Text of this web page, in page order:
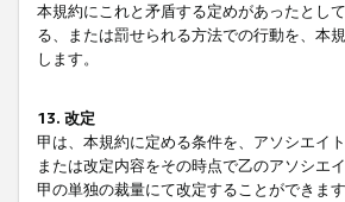
本規約にこれと矛盾する定めがあったとし
る、または罰せられる方法での行動を、本
します。
13. 改定
甲は、本規約に定める条件を、アソシエイ
または改定内容をその時点で乙のアソシエ
甲の単独の裁量にて改定することができま